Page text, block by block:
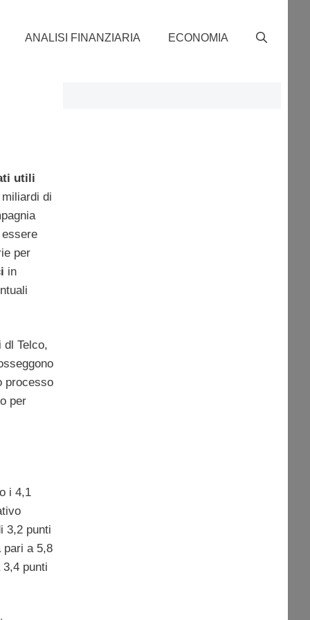
ANALISI FINANZIARIA ECONOMIA
utili
di
per
in
Telco,
processo
per
i 4,1
3,2 punti
pari a 5,8
punti